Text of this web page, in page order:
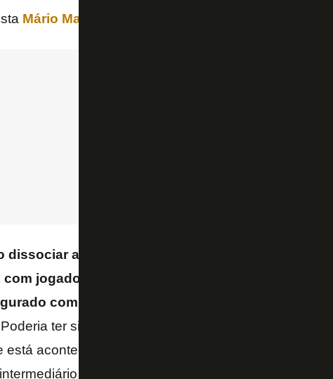
Mário Marra
dissociar a informação de que o trabalho está
jogadores chegando. Tudo que for falado é
com a derrota.
ter sido mais. Todo peso da crítica não está
está acontecendo. O Botafogo até o ano passado
de Série B, chega Enderson Moreira e